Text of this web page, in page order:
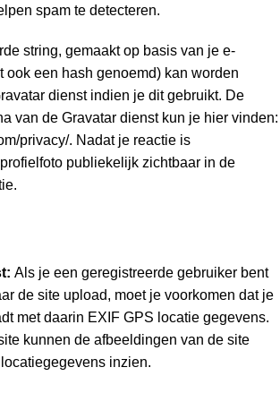
spam te detecteren.
string, gemaakt op basis van je e-
ook een hash genoemd) kan worden
dienst indien je dit gebruikt. De
van de Gravatar dienst kun je hier vinden:
privacy/. Nadat je reactie is
publiekelijk zichtbaar in de
Als je een geregistreerde gebruiker bent
de site upload, moet je voorkomen dat je
met daarin EXIF GPS locatie gegevens.
kunnen de afbeeldingen van de site
inzien.